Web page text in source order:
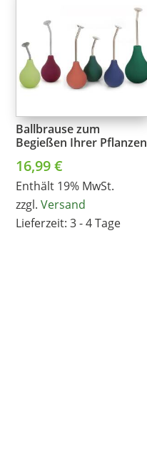
Ballbrause zum
Begießen Ihrer Pflanzen
16,99€
Enthält 19% MwSt.
zzgl.Versand
Lieferzeit: 3 - 4 Tage